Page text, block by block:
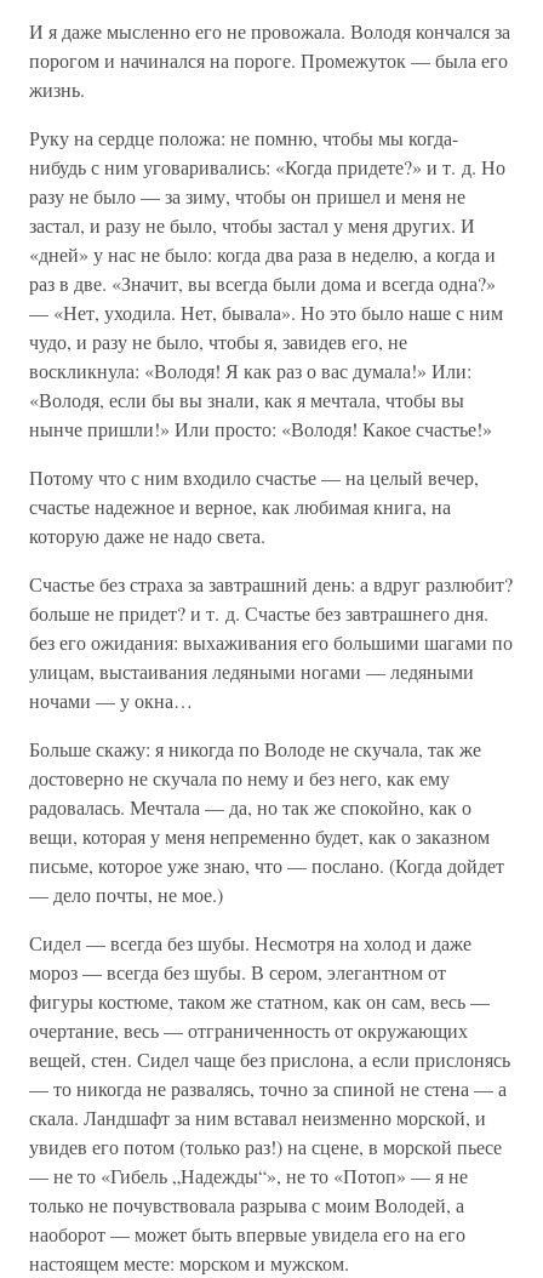
И я даже мысленно его не провожала. Володя кончался за
порогом и начинался на пороге. Промежуток — была его
жизнь.
Руку на сердце положа: не помню, чтобы мы когда-
нибудь с ним уговаривались: «Когда придете?» и т. д. Но
разу не было — за зиму, чтобы он пришел и меня не
застал, и разу не было, чтобы застал у меня других. И
«дней» у нас не было: когда два раза в неделю, а когда и
раз в две. «Значит, вы всегда были дома и всегда одна?»
— «Нет, уходила. Нет, бывала». Но это было наше с ним
чудо, и разу не было, чтобы я, завидев его, не
воскликнула: «Володя! Я как раз о вас думала!» Или:
«Володя, если бы вы знали, как я мечтала, чтобы вы
нынче пришли!» Или просто: «Володя! Какое счастье!»
Потому что с ним входило счастье — на целый вечер,
счастье надежное и верное, как любимая книга, на
которую даже не надо света.
Счастье без страха за завтрашний день: а вдруг разлюбит?
больше не придет? и т. д. Счастье без завтрашнего дня.
без его ожидания: выхаживания его большими шагами по
улицам, выстаивания ледяными ногами — ледяными
ночами — у окна…
Больше скажу: я никогда по Володе не скучала, так же
достоверно не скучала по нему и без него, как ему
радовалась. Мечтала — да, но так же спокойно, как о
вещи, которая у меня непременно будет, как о заказном
письме, которое уже знаю, что — послано. (Когда дойдет
— дело почты, не мое.)
Сидел — всегда без шубы. Несмотря на холод и даже
мороз — всегда без шубы. В сером, элегантном от
фигуры костюме, таком же статном, как он сам, весь —
очертание, весь — отграниченность от окружающих
вещей, стен. Сидел чаще без прислона, а если прислонясь
— то никогда не развалясь, точно за спиной не стена — а
скала. Ландшафт за ним вставал неизменно морской, и
увидев его потом (только раз!) на сцене, в морской пьесе
— не то «Гибель „Надежды“», не то «Потоп» — я не
только не почувствовала разрыва с моим Володей, а
наоборот — может быть впервые увидела его на его
настоящем месте: морском и мужском.